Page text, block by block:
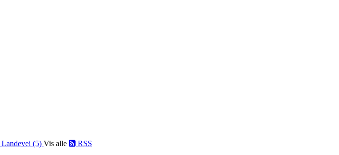
Landevei (5) Vis alle RSS